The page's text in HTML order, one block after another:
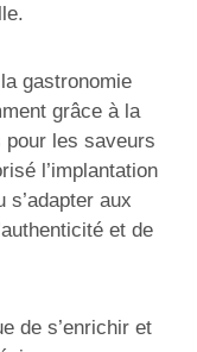
gastronomie
grâce à la
les saveurs
l’implantation
s’adapter aux
et de
de s’enrichir et